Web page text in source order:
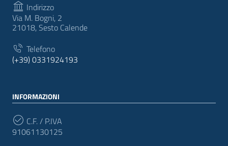
Indirizzo
Via M. Bogni, 2
21018, Sesto Calende
Telefono
(+39) 0331924193
INFORMAZIONI
C.F. / P.IVA
91061130125